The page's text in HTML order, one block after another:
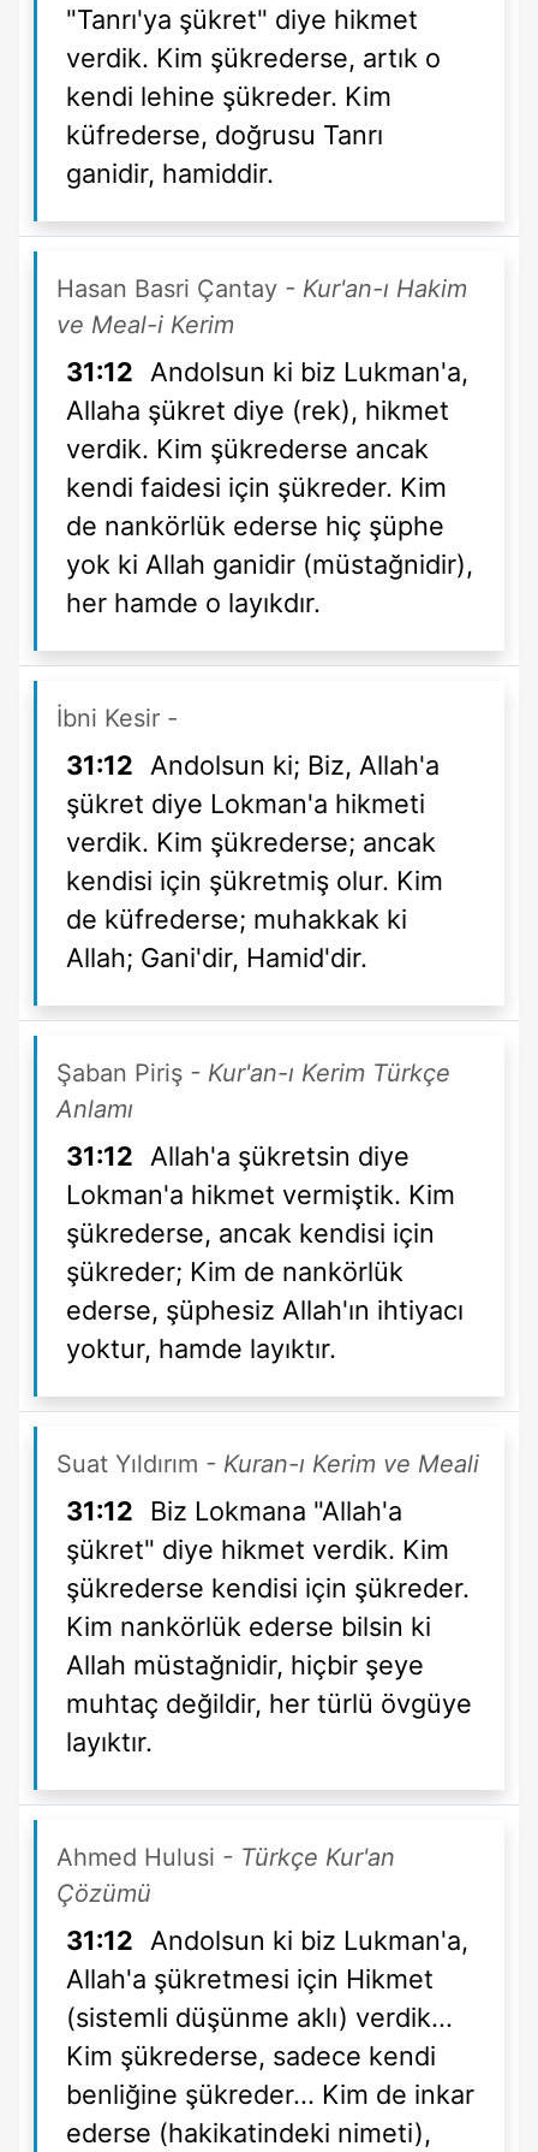
"Tanrı'ya şükret" diye hikmet
verdik. Kim şükrederse, artık o
kendi lehine şükreder. Kim
küfrederse, doğrusu Tanrı
ganidir, hamiddir.
Hasan Basri Çantay - Kur'an-ı Hakim
ve Meal-i Kerim
31:12
Andolsun ki biz Lukman'a,
Allaha şükret diye (rek), hikmet
verdik. Kim şükrederse ancak
kendi faidesi için şükreder. Kim
de nankörlük ederse hiç şüphe
yok ki Allah ganidir (müstağnidir),
her hamde o layıkdır.
İbni Kesir -
31:12
Andolsun ki; Biz, Allah'a
şükret diye Lokman'a hikmeti
verdik. Kim şükrederse; ancak
kendisi için şükretmiş olur. Kim
de küfrederse; muhakkak ki
Allah; Gani'dir, Hamid'dir.
Şaban Piriş - Kur'an-ı Kerim Türkçe
Anlamı
31:12
Allah'a şükretsin diye
Lokman'a hikmet vermiştik. Kim
şükrederse, ancak kendisi için
şükreder; Kim de nankörlük
ederse, şüphesiz Allah'ın ihtiyacı
yoktur, hamde layıktır.
Suat Yıldırım - Kuran-ı Kerim ve Meali
31:12
Biz Lokmana "Allah'a
şükret" diye hikmet verdik. Kim
şükrederse kendisi için şükreder.
Kim nankörlük ederse bilsin ki
Allah müstağnidir, hiçbir şeye
muhtaç değildir, her türlü övgüye
layıktır.
Ahmed Hulusi - Türkçe Kur'an
Çözümü
31:12
Andolsun ki biz Lukman'a,
Allah'a şükretmesi için Hikmet
(sistemli düşünme aklı) verdik...
Kim şükrederse, sadece kendi
benliğine şükreder... Kim de inkar
ederse (hakikatindeki nimeti),